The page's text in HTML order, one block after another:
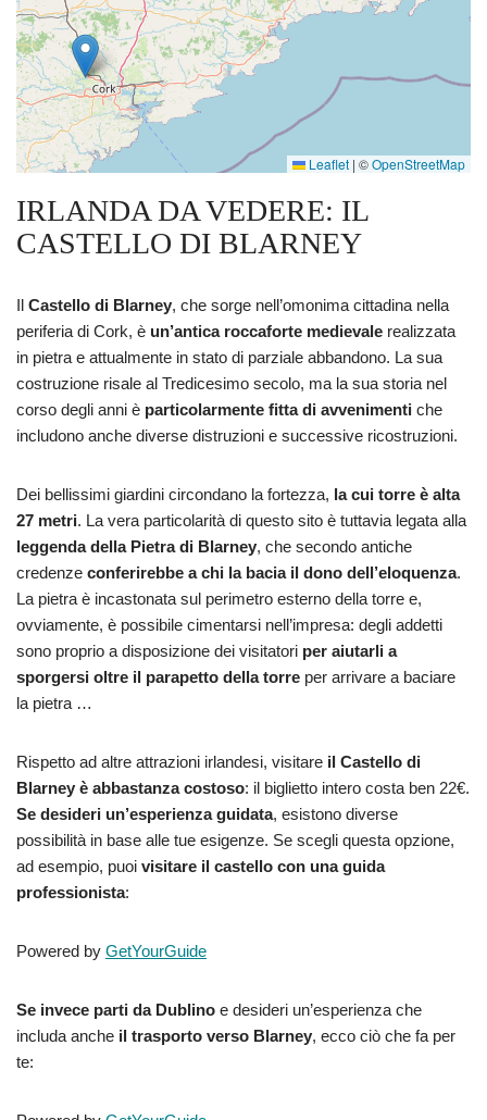
Leaflet | ©OpenStreetMap
IRLANDA DA VEDERE: IL
CASTELLO DI BLARNEY
Il Castello di Blarney, che sorge nell’omonima cittadina nella
periferia di Cork, è un’antica roccaforte medievale realizzata
in pietra e attualmente in stato di parziale abbandono. La sua
costruzione risale al Tredicesimo secolo, ma la sua storia nel
corso degli anni è particolarmente fitta di avvenimenti che
includono anche diverse distruzioni e successive ricostruzioni.
Dei bellissimi giardini circondano la fortezza, la cui torre è alta
27 metri. La vera particolarità di questo sito è tuttavia legata alla
leggenda della Pietra di Blarney, che secondo antiche
credenze conferirebbe a chi la bacia il dono dell’eloquenza.
La pietra è incastonata sul perimetro esterno della torre e,
ovviamente, è possibile cimentarsi nell’impresa: degli addetti
sono proprio a disposizione dei visitatori per aiutarli a
sporgersi oltre il parapetto della torre per arrivare a baciare
la pietra …
Rispetto ad altre attrazioni irlandesi, visitare il Castello di
Blarney è abbastanza costoso: il biglietto intero costa ben 22€.
Se desideri un’esperienza guidata, esistono diverse
possibilità in base alle tue esigenze. Se scegli questa opzione,
ad esempio, puoi visitare il castello con una guida
professionista:
Powered by GetYourGuide
Se invece parti da Dublino e desideri un’esperienza che
includa anche il trasporto verso Blarney, ecco ciò che fa per
te: